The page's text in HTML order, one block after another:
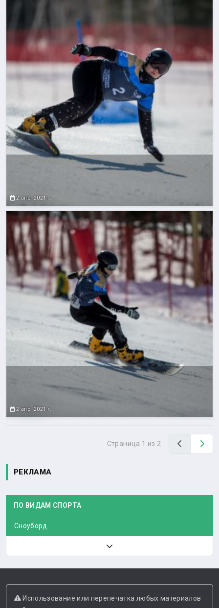
2 апр. 2021 г.
2 апр. 2021 г.
Страница 1 из 2 Назад
РЕКЛАМА
ПО ВИДАМ СПОРТА
Сноуборд
Использование или перепечатка любых материалов